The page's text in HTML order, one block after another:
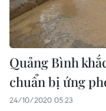
Quảng Bình
chuẩn bị ứng
24/10/2020 05:23